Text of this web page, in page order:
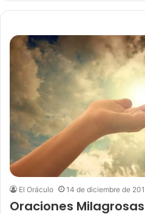
El Oráculo 14 de diciembre de
Oraciones